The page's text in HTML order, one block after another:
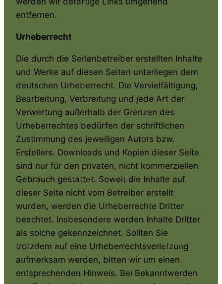
entfernen.
Urheberrecht
Die durch die Seitenbetreiber erstellten Inhalte
und Werke auf diesen Seiten unterliegen dem
deutschen Urheberrecht. Die Vervielfältigung,
Bearbeitung, Verbreitung und jede Art der
Verwertung außerhalb der Grenzen des
Urheberrechtes bedürfen der schriftlichen
Zustimmung des jeweiligen Autors bzw.
Erstellers. Downloads und Kopien dieser Seite
sind nur für den privaten, nicht kommerziellen
Gebrauch gestattet. Soweit die Inhalte auf
dieser Seite nicht vom Betreiber erstellt
wurden, werden die Urheberrechte Dritter
beachtet. Insbesondere werden Inhalte Dritter
als solche gekennzeichnet. Sollten Sie
trotzdem auf eine Urheberrechtsverletzung
aufmerksam werden, bitten wir um einen
entsprechenden Hinweis. Bei Bekanntwerden